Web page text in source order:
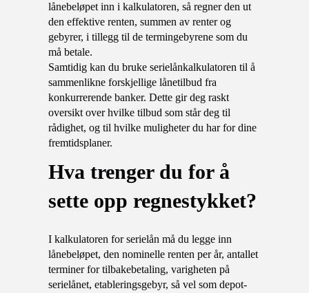
lånebeløpet inn i kalkulatoren, så regner den ut
den effektive renten, summen av renter og
gebyrer, i tillegg til de termingebyrene som du
må betale.
Samtidig kan du bruke serielånkalkulatoren til å
sammenlikne forskjellige lånetilbud fra
konkurrerende banker. Dette gir deg raskt
oversikt over hvilke tilbud som står deg til
rådighet, og til hvilke muligheter du har for dine
fremtidsplaner.
hva trenger du for å
sette opp regnestykket?
I kalkulatoren for serielån må du legge inn
lånebeløpet, den nominelle renten per år, antallet
terminer for tilbakebetaling, varigheten på
serielånet, etableringsgebyr, så vel som depot-